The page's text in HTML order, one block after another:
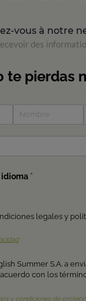
vous à notre
des